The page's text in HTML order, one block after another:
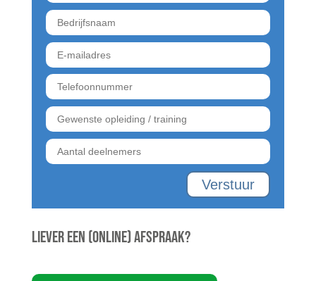
Verstuur
Liever een (online) afspraak?